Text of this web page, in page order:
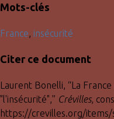
Mots-clés
France insécurité
Citer ce document
Laurent Bonelli, “La
"l'insécurité",” Crévilles,
https://crevilles.org/items/